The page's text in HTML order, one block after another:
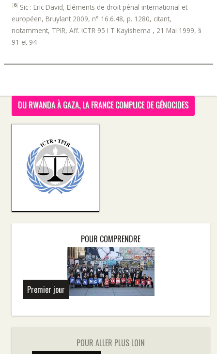
[6] Sic : Eric David, Eléments de droit pénal international et
européen, Bruylant 2009, n° 16.6.48, p. 1280, citant,
notamment, TPIR, Aff. ICTR 95 I T Kayishema , 21 Mai 1999, §
91 et 94
DU RWANDA À GAZA, LA FRANCE COMPLICE DE GÉNOCIDES
POUR COMPRENDRE
Premier jour
POUR ALLER PLUS LOIN